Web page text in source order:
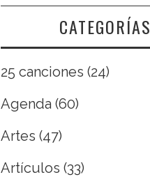
CATEGORÍAS
25 canciones (24)
Agenda (60)
Artes (47)
Artículos (33)